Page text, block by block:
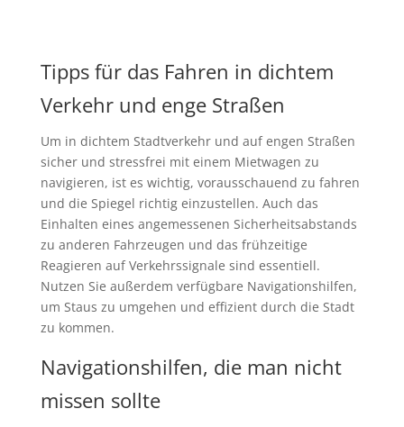
Tipps für das Fahren in dichtem
Verkehr und enge Straßen
Um in dichtem Stadtverkehr und auf engen Straßen
sicher und stressfrei mit einem Mietwagen zu
navigieren, ist es wichtig, vorausschauend zu fahren
und die Spiegel richtig einzustellen. Auch das
Einhalten eines angemessenen Sicherheitsabstands
zu anderen Fahrzeugen und das frühzeitige
Reagieren auf Verkehrssignale sind essentiell.
Nutzen Sie außerdem verfügbare Navigationshilfen,
um Staus zu umgehen und effizient durch die Stadt
zu kommen.
Navigationshilfen, die man nicht
missen sollte